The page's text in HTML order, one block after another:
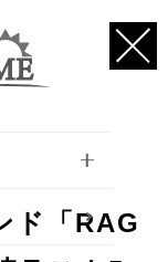
浦エリア
ド「RAG